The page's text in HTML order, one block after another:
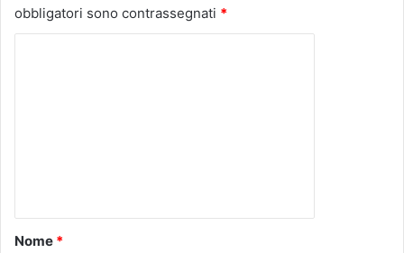
obbligatori sono contrassegnati *
o
Nome *